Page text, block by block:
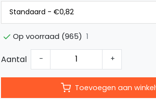
Op voorraad (965) 1
Aantal - +
Toevoegen aan